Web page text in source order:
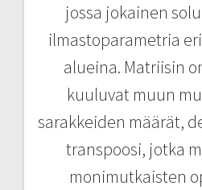
jossa jokainen
ilmastoparametria
alueina. Matriisin
kuuluvat muun
sarakkeiden määrät,
transpoosi, jotka
monimutkaisten